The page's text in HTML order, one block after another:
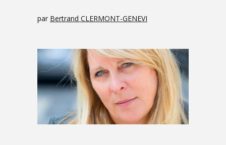
par Bertrand CLERMONT-GENEVI